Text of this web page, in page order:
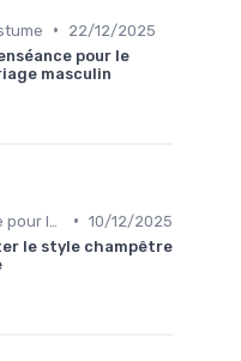
•
22/12/2025
pour le
masculin
• 10/12/2025
le style champêtre